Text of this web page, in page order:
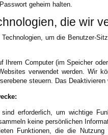
geheim halten.
die wir
um die Benutzer-
Ihrem Computer (im Speicher
verwendet werden. Wir
steuern. Das
sind erforderlich, um wichtige
keine persönlichen
Funktionen, die die